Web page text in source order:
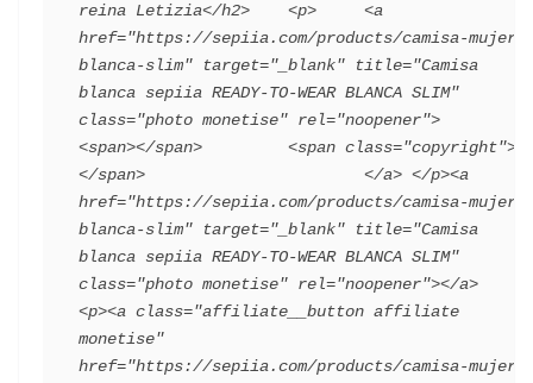
reina Letizia</h2>    <p>     <a
href="https://sepiia.com/products/camisa-mujer-
blanca-slim" target="_blank" title="Camisa
blanca sepiia READY-TO-WEAR BLANCA SLIM"
class="photo monetise" rel="noopener">
<span></span>         <span class="copyright">
</span>                       </a> </p><a
href="https://sepiia.com/products/camisa-mujer-
blanca-slim" target="_blank" title="Camisa
blanca sepiia READY-TO-WEAR BLANCA SLIM"
class="photo monetise" rel="noopener"></a>
<p><a class="affiliate__button affiliate
monetise"
href="https://sepiia.com/products/camisa-mujer-